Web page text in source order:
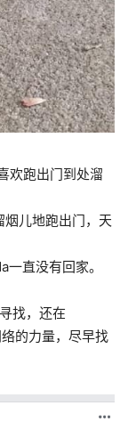
欢跑出门到处溜
儿地跑出门，天
直没有回家。
找，还在
的力量，尽早找